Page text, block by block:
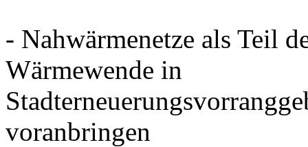
- Nahwärmenetze als Teil
Wärmewende in
voranbringen